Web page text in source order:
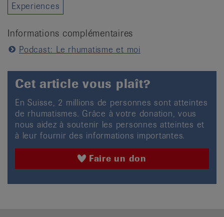
Experiences
Informations complémentaires
Podcast: Le rhumatisme et moi
Cet article vous plaît?
En Suisse, 2 millions de personnes sont atteintes
de rhumatismes. Grâce à votre donation, vous
nous aidez à soutenir les personnes atteintes et
à leur fournir des informations importantes.
Faire un don